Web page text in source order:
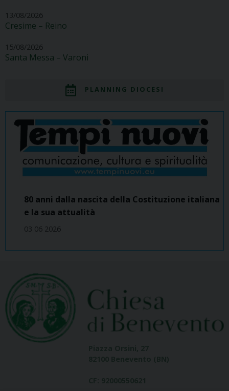
13/08/2026
Cresime – Reino
15/08/2026
Santa Messa – Varoni
PLANNING DIOCESI
80 anni dalla nascita della Costituzione italiana
e la sua attualità
03 06 2026